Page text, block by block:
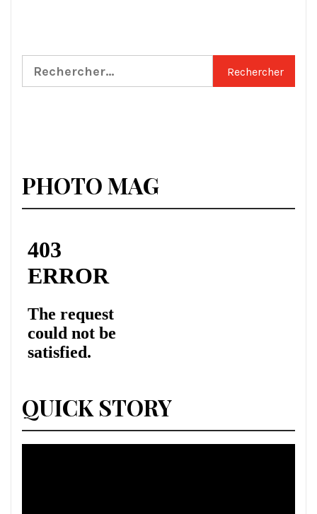
Rechercher :
PHOTO MAG
QUICK STORY